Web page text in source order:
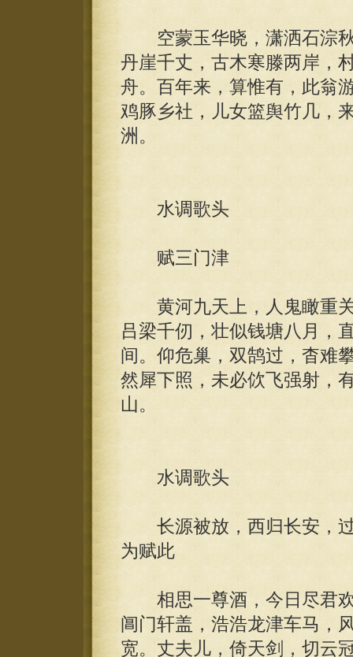
空蒙玉华晓，潇洒石淙秋
丹崖千丈，古木寒滕两岸，
舟。百年来，算惟有，此翁
鸡豚乡社，儿女篮舆竹几，
洲。
水调歌头
赋三门津
黄河九天上，人鬼瞰重关
吕梁千仞，壮似钱塘八月，
间。仰危巢，双鹄过，杳难
然犀下照，未必佽飞强射，
山。
水调歌头
长源被放，西归长安，过
为赋此
相思一尊酒，今日尽君欢
阊门轩盖，浩浩龙津车马，
宽。丈夫儿，倚天剑，切云